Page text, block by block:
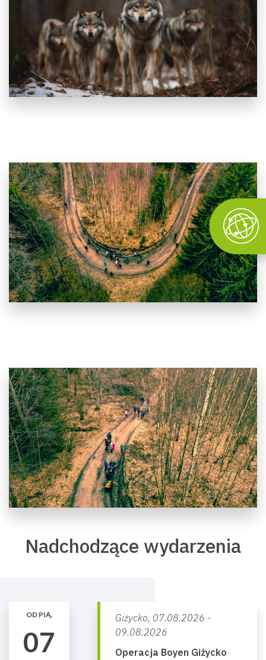
Nadchodzące wydarzenia
OD PIĄ.
07
Giżycko, 07.08.2026 -
09.08.2026
Operacja Boyen Giżycko